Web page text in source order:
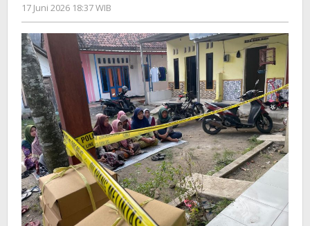
Warnai
Tahlilan
Warga
di
Luar
Garis
Polisi
Kos
Jogoroto
17 Juni 2026 18:37 WIB
Gagah
Saputra